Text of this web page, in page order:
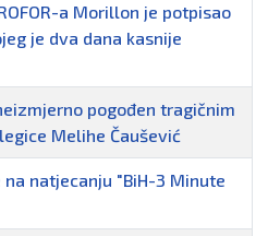
a Morillon je potpisao
je dva dana kasnije
pogođen tragičnim
Melihe Čaušević
natjecanju "BiH-3 Minute